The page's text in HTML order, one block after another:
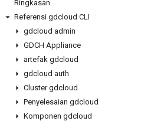
Ringkasan
Referensi gdcloud CLI
gdcloud admin
GDCH Appliance
artefak gdcloud
gdcloud auth
Cluster gdcloud
Penyelesaian gdcloud
Komponen gdcloud